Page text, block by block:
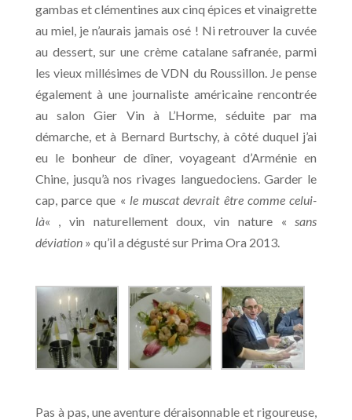
gambas et clémentines aux cinq épices et vinaigrette
au miel, je n’aurais jamais osé ! Ni retrouver la cuvée
au dessert, sur une crème catalane safranée, parmi
les vieux millésimes de VDN du Roussillon. Je pense
également à une journaliste américaine rencontrée
au salon Gier Vin à L’Horme, séduite par ma
démarche, et à Bernard Burtschy, à côté duquel j’ai
eu le bonheur de dîner, voyageant d’Arménie en
Chine, jusqu’à nos rivages languedociens. Garder le
cap, parce que « le muscat devrait être comme celui-
là« , vin naturellement doux, vin nature «sans
déviation» qu’il a dégusté sur Prima Ora 2013.
Pas à pas, une aventure déraisonnable et rigoureuse,